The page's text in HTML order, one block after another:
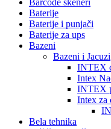
Barcode skeneri
Baterije
Baterije i punjači
Baterije za ups
Bazeni
Bazeni i Jacuzi
INTEX
Intex
INTEX
Intex za
Bela tehnika